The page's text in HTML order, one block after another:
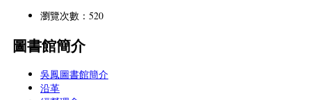
瀏覽次數：520
圖書館簡介
吳鳳圖書館簡介
沿革